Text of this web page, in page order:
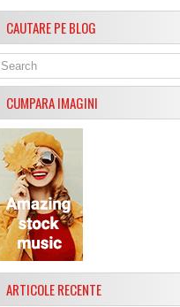
CAUTARE PE BLOG
CUMPARA IMAGINI
ARTICOLE RECENTE